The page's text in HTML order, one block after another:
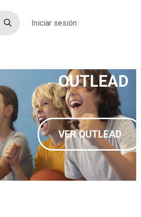
Iniciar sesión
VER OUTLEAD
OUTLEAD